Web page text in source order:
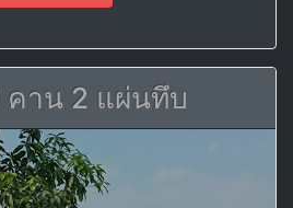
คาน 2 แผ่นทึบ